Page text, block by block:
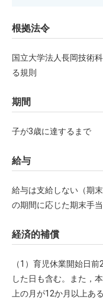
根拠法令
国立大学法人長岡技術
る規則
期間
子が3歳に達するまで
給与
給与は支給しない（期
の期間に応じた期末手当
経済的補償
（1）育児休業開始日
した日も含む。また，
上の月が12か月以上あ